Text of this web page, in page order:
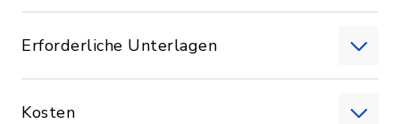
Erforderliche Unterlagen
Kosten